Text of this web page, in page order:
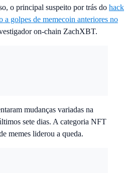
o principal suspeito por trás do hack
a golpes de memecoin anteriores no
on-chain ZachXBT.
mudanças variadas na
sete dias. A categoria NFT
memes liderou a queda.